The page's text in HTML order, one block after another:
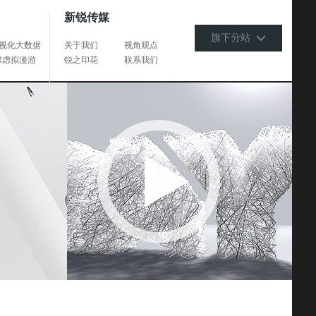
化大数据
虑拟漫游
新锐传媒
关于我们
视角观点
锐之印花
联系我们
旗下分站